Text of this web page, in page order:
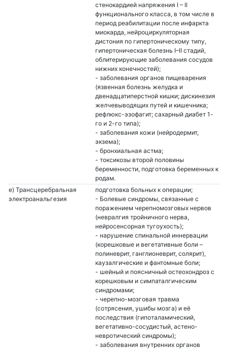
стенокардией напряжения I – II
функционального класса, в том числе в
период реабилитации после инфаркта
миокарда, нейроциркуляторная
дистония по гипертоническому типу,
гипертоническая болезнь I–II стадий,
облитерирующие заболевания сосудов
нижних конечностей);
- заболевания органов пищеварения
(язвенная болезнь желудка и
двенадцатиперстной кишки; дискинезия
желчевыводящих путей и кишечника;
рефлюкс-эзофагит; сахарный диабет 1-
го и 2-го типа);
- заболевания кожи (нейродермит,
экзема);
- бронхиальная астма;
- токсикозы второй половины
беременности, подготовка беременных к
родам.
e) Трансцеребральная
электроанальгезия
подготовка больных к операции;
- Болевые синдромы, связанные с
поражением черепномозговых нервов
(невралгия тройничного нерва,
нейросенсорная тугоухость);
- нарушение спинальной иннервации
(корешковые и вегетативные боли –
полиневрит, ганглионеврит, солярит),
каузалгические и фантомные боли;
- шейный и поясничный остеохондроз с
корешковым и симпаталгическим
синдромами;
- черепно-мозговая травма
(сотрясения, ушибы мозга) и её
последствия (гипоталамический,
вегетативно-сосудистый, астено-
невротический синдромы);
- заболевания внутренних органов